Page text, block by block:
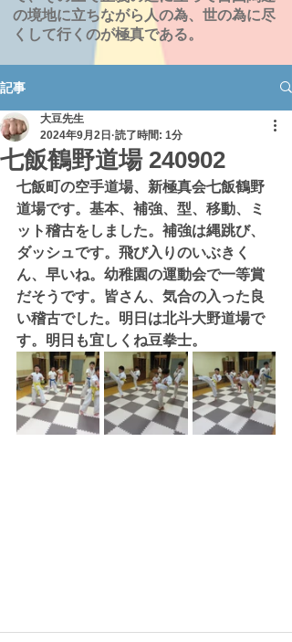
の境地に立ちながら人の為、世の為に尽
くして行くのが極真である。
記事
七飯鶴野道場 240902
大豆先生
2024年9月2日 読了時間: 1分
七飯町の空手道場、新極真会七飯鶴野
道場です。基本、補強、型、移動、ミ
ット稽古をしました。補強は縄跳び、
ダッシュです。飛び入りのいぶきく
ん、早いね。幼稚園の運動会で一等賞
だそうです。皆さん、気合の入った良
い稽古でした。明日は北斗大野道場で
す。明日も宜しくね豆拳士。